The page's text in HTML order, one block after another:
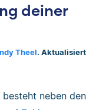
deiner
Theel. Aktualisiert
neben den